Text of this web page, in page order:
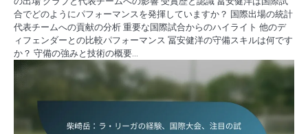
合でどのようにパフォーマンスを発揮していますか？ 国際出場の統計
代表チームへの貢献の分析 重要な国際試合からのハイライト 他のデ
ィフェンダーとの比較パフォーマンス 冨安健洋の守備スキルは何です
か？ 守備の強みと技術の概要…